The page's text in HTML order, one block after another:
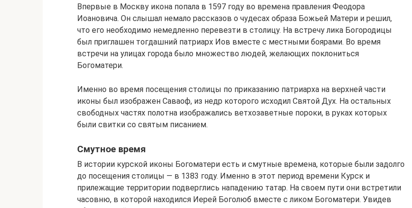
Впервые в Москву икона попала в 1597 году во времена правления Феодора
Иоановича. Он слышал немало рассказов о чудесах образа Божьей Матери и решил,
что его необходимо немедленно перевезти в столицу. На встречу лика Богородицы
был приглашен тогдашний патриарх Иов вместе с местными боярами. Во время
встречи на улицах города было множество людей, желающих поклониться
Богоматери.
Именно во время посещения столицы по приказанию патриарха на верхней части
иконы был изображен Саваоф, из недр которого исходил Святой Дух. На остальных
свободных частях полотна изображались ветхозаветные пороки, в руках которых
были свитки со святым писанием.
Смутное время
В истории курской иконы Богоматери есть и смутные времена, которые были задолго
до посещения столицы — в 1383 году. Именно в этот период времени Курск и
прилежащие территории подверглись нападению татар. На своем пути они встретили
часовню, в которой находился Иерей Боголюб вместе с ликом Богоматери. Увидев